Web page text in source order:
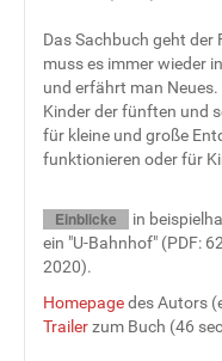
Das Sachbuch geht der
muss es immer wieder
und erfährt man
Kinder der fünften und
für kleine und große
funktionieren oder für
Einblicke in
ein "U-Bahnhof" (PDF:
2020).
Homepagedes Autors
Trailerzum Buch (46